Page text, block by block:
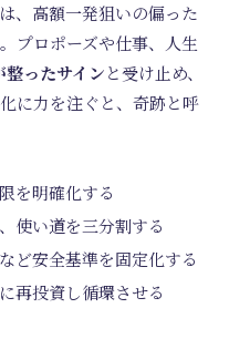
、高額一発狙いの偏った
プロポーズや仕事、人生
整ったサインと受け止め、
に力を注ぐと、奇跡と呼
を明確化する
使い道を三分割する
など安全基準を固定化する
に再投資し循環させる